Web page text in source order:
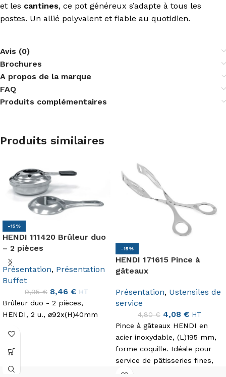
et les cantines, ce pot généreux s’adapte à tous les
postes. Un allié polyvalent et fiable au quotidien.
Avis (0)
Brochures
A propos de la marque
FAQ
Produits complémentaires
Produits similaires
-15%
HENDI 111420 Brûleur duo
– 2 pièces
Présentation, Présentation
Buffet
9,95€ 8,46 € HT
Brûleur duo - 2 pièces,
HENDI, 2 u., ⌀92x(H)40mm
-15%
HENDI 171615 Pince à
gâteaux
Présentation, Ustensiles de
service
4,80€ 4,08 € HT
Pince à gâteaux HENDI en
acier inoxydable, (L)195 mm,
forme coquille. Idéale pour
service de pâtisseries fines,
lave-vaisselle.